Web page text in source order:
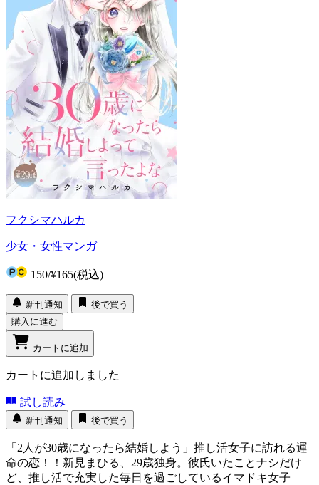
フクシマハルカ
少女・女性マンガ
150/¥165(税込)
新刊通知
後で買う
購入に進む
カートに追加
カートに追加しました
試し読み
新刊通知 後で買う
「2人が30歳になったら結婚しよう」推し活女子に訪れる運
命の恋！！新見まひる、29歳独身。彼氏いたことナシだけ
ど、推し活で充実した毎日を過ごしているイマドキ女子――